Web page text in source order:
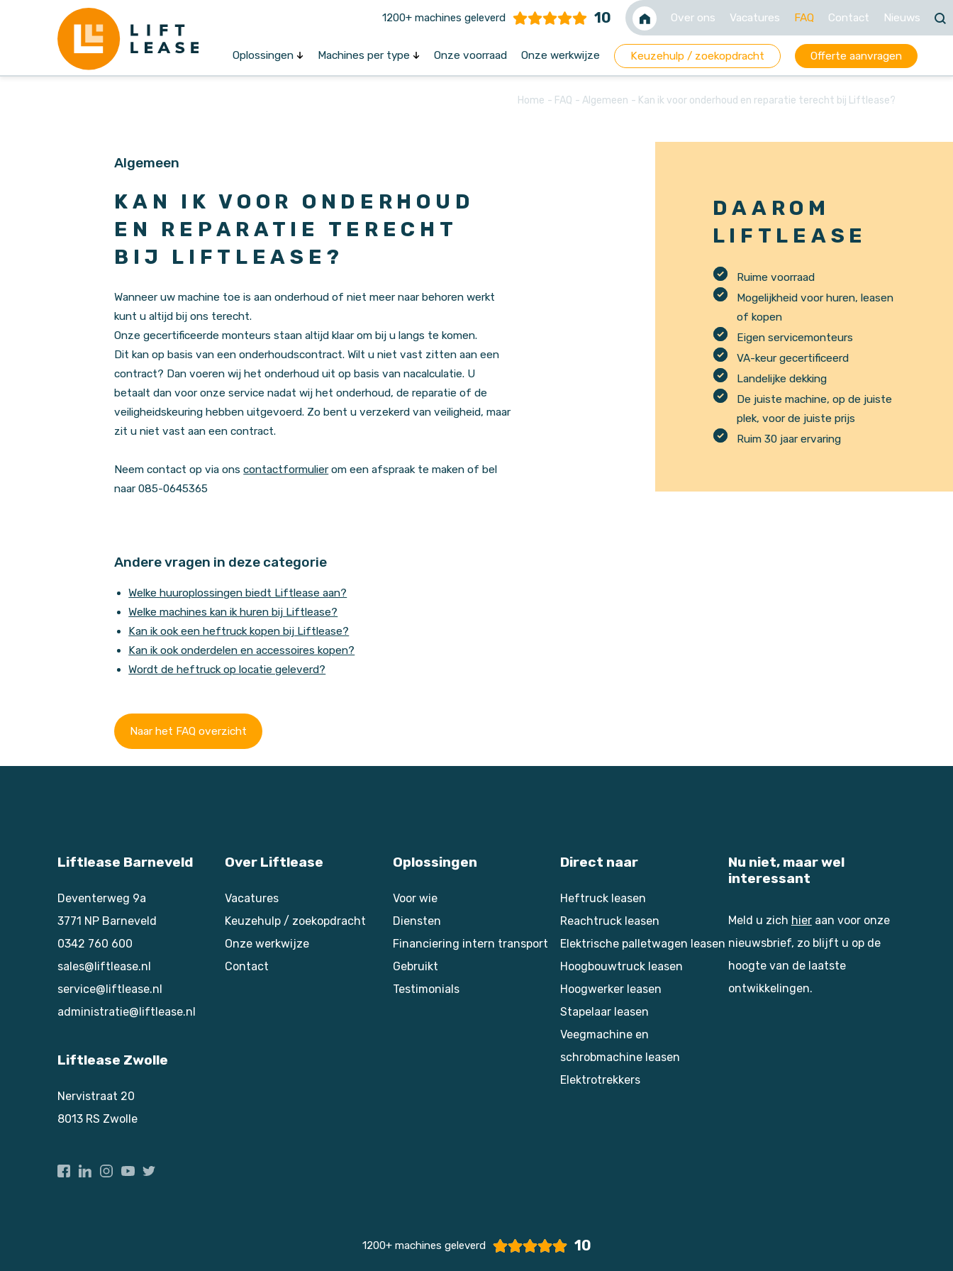
1200+ machines geleverd 10 Over ons Vacatures FAQ Contact Nieuws
Oplossingen
Huren
Veiligheidskeuring
Machines per type
Trekkers
Onze voorraad Onze werkwijze Keuzehulp / zoekopdracht Offerte aanvragen
Home FAQ Algemeen Kan ik voor onderhoud en reparatie terecht bij Liftlease?
Algemeen
KAN IK VOOR ONDERHOUD
EN REPARATIE TERECHT
BIJ LIFTLEASE?
Wanneer uw machine toe is aan onderhoud of niet meer naar behoren werkt
kunt u altijd bij ons terecht.
Onze gecertificeerde monteurs staan altijd klaar om bij u langs te komen.
Dit kan op basis van een onderhoudscontract. Wilt u niet vast zitten aan een
contract? Dan voeren wij het onderhoud uit op basis van nacalculatie. U
betaalt dan voor onze service nadat wij het onderhoud, de reparatie of de
veiligheidskeuring hebben uitgevoerd. Zo bent u verzekerd van veiligheid, maar
zit u niet vast aan een contract.
Neem contact op via onscontactformulierom een afspraak te maken of bel
naar 085-0645365
Andere vragen in deze categorie
Welke huuroplossingen biedt Liftlease aan?
Welke machines kan ik huren bij Liftlease?
Kan ik ook een heftruck kopen bij Liftlease?
Kan ik ook onderdelen en accessoires kopen?
Wordt de heftruck op locatie geleverd?
Naar het FAQ overzicht
DAAROM
LIFTLEASE
Ruime voorraad
Mogelijkheid voor huren, leasen
of kopen
Eigen servicemonteurs
VA-keur gecertificeerd
Landelijke dekking
De juiste machine, op de juiste
plek, voor de juiste prijs
Ruim 30 jaar ervaring
Liftlease Barneveld
Deventerweg 9a
3771 NP Barneveld
0342 760 600
sales@liftlease.nl
service@liftlease.nl
administratie@liftlease.nl
Liftlease Zwolle
Nervistraat 20
8013 RS Zwolle
Over Liftlease
Vacatures
Keuzehulp / zoekopdracht
Onze werkwijze
Contact
Oplossingen
Voor wie
Diensten
Financiering intern transport
Gebruikt
Testimonials
Direct naar
Heftruck leasen
Reachtruck leasen
Elektrische palletwagen leasen
Hoogbouwtruck leasen
Hoogwerker leasen
Stapelaar leasen
Veegmachine en
schrobmachine leasen
Elektrotrekkers
Nu niet, maar wel
interessant
Meld u zich hieraan voor onze
nieuwsbrief, zo blijft u op de
hoogte van de laatste
ontwikkelingen.
1200+ machines geleverd 10